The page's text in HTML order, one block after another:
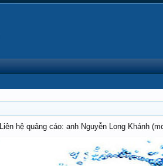
Liên hệ quảng cáo: anh Nguyễn Long Khánh